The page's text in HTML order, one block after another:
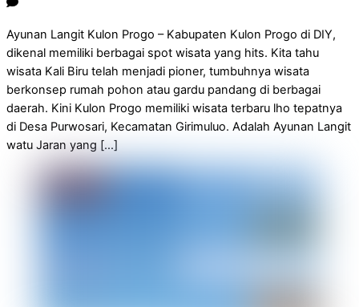
Ayunan Langit Kulon Progo – Kabupaten Kulon Progo di DIY,
dikenal memiliki berbagai spot wisata yang hits. Kita tahu
wisata Kali Biru telah menjadi pioner, tumbuhnya wisata
berkonsep rumah pohon atau gardu pandang di berbagai
daerah. Kini Kulon Progo memiliki wisata terbaru lho tepatnya
di Desa Purwosari, Kecamatan Girimuluo. Adalah Ayunan Langit
watu Jaran yang […]